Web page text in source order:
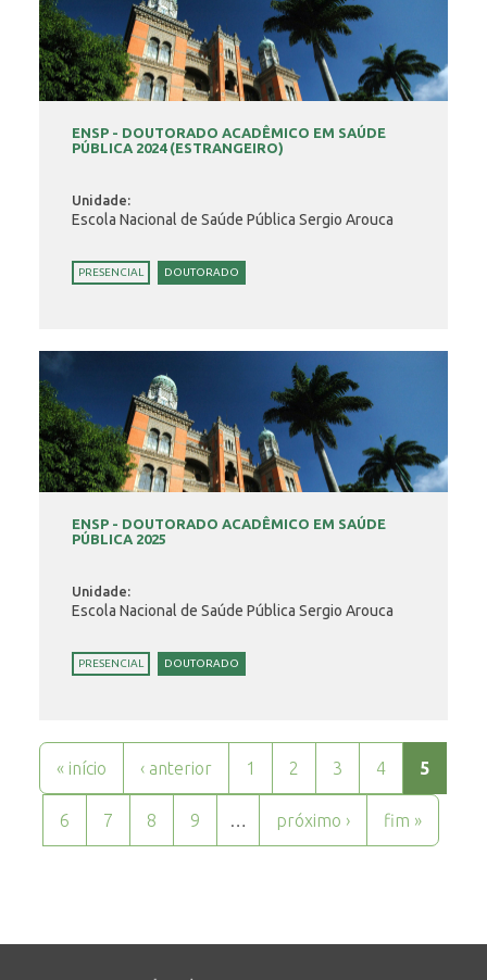
ENSP - DOUTORADO ACADÊMICO EM SAÚDE
PÚBLICA 2024 (ESTRANGEIRO)
Unidade:
Escola Nacional de Saúde Pública Sergio Arouca
PRESENCIAL DOUTORADO
ENSP - DOUTORADO ACADÊMICO EM SAÚDE
PÚBLICA 2025
Unidade:
Escola Nacional de Saúde Pública Sergio Arouca
PRESENCIAL DOUTORADO
Páginas
« início ‹ anterior 1 2 3 4 5
6 7 8 9 … próximo › fim »